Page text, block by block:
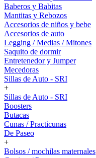
Baberos y Babitas
Mantitas y Rebozos
Accesorios de niños y bebe
Accesorios de auto
Legging / Medias / Mitones
Saquito de dormir
Entretenedor y Jumper
Mecedoras
Sillas de Auto - SRI
+
Sillas de Auto - SRI
Boosters
Butacas
Cunas / Practicunas
De Paseo
+
Bolsos / mochilas maternales